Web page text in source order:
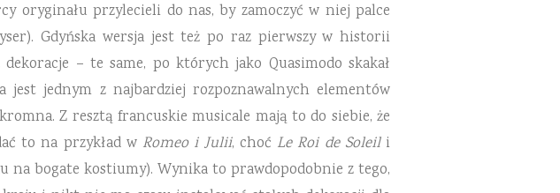
oryginału przylecieli do nas, by zamoczyć w niej palce
Gdyńska wersja jest też po raz pierwszy w historii
– te same, po których jako Quasimodo skakał
jest jednym z najbardziej rozpoznawalnych elementów
Z resztą francuskie musicale mają to do siebie, że
to na przykład w Romeo i Julii, choć Le Roi de Soleil i
na bogate kostiumy). Wynika to prawdopodobnie z tego,